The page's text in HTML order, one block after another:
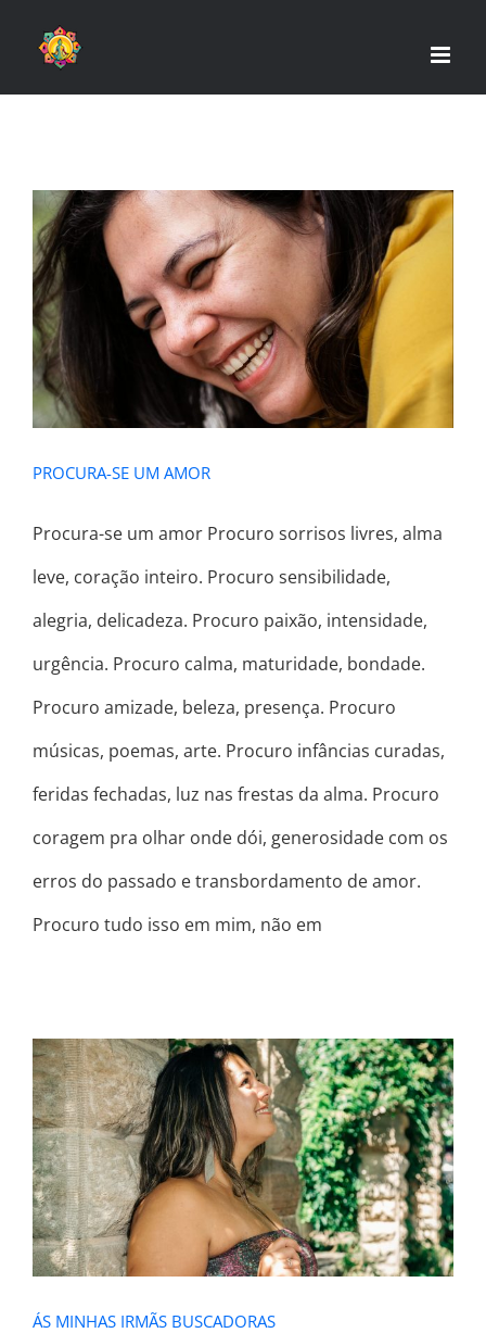
PROCURA-SE UM AMOR
PROCURA-SE UM AMOR
Procura-se um amor Procuro sorrisos livres, alma
leve, coração inteiro. Procuro sensibilidade,
alegria, delicadeza. Procuro paixão, intensidade,
urgência. Procuro calma, maturidade, bondade.
Procuro amizade, beleza, presença. Procuro
músicas, poemas, arte. Procuro infâncias curadas,
feridas fechadas, luz nas frestas da alma. Procuro
coragem pra olhar onde dói, generosidade com os
erros do passado e transbordamento de amor.
Procuro tudo isso em mim, não em
ÁS MINHAS IRMÃS BUSCADORAS
ÁS MINHAS IRMÃS BUSCADORAS